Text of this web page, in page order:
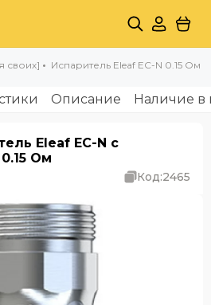
своих] Испаритель Eleaf EC-N 0.15 Ом
Описание Наличие в
Eleaf EC-N с
Ом
Код:2465